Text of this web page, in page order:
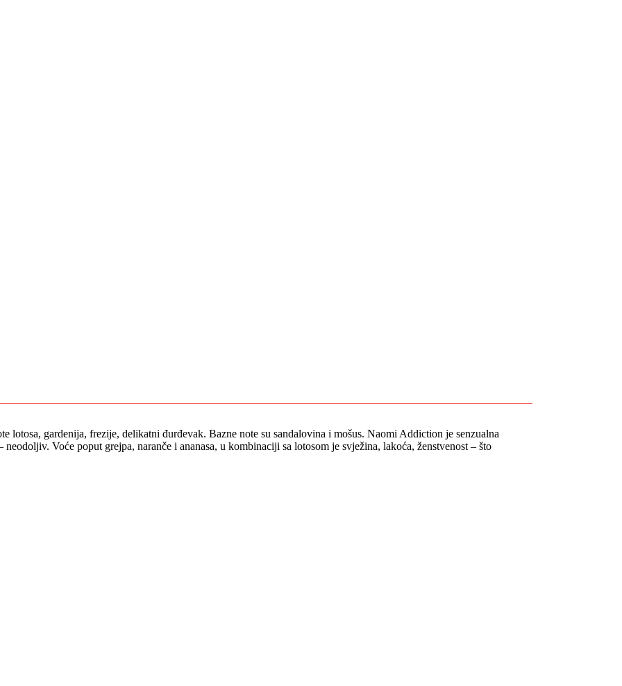
lotosa, gardenija, frezije, delikatni đurđevak.Bazne note su sandalovina i mošus. Naomi Addiction je senzualna
Voće poput grejpa, naranče i ananasa, u kombinaciji sa lotosom je svježina, lakoća, ženstvenost – što